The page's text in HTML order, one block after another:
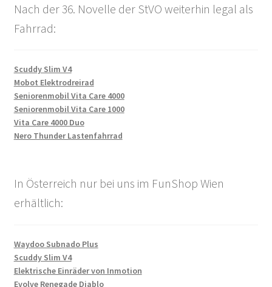
Nach der 36. Novelle der StVO weiterhin legal als
Fahrrad:
Scuddy Slim V4
Mobot Elektrodreirad
Seniorenmobil Vita Care 4000
Seniorenmobil Vita Care 1000
Vita Care 4000 Duo
Nero Thunder Lastenfahrrad
In Österreich nur bei uns im FunShop Wien
erhältlich:
Waydoo Subnado Plus
Scuddy Slim V4
Elektrische Einräder von Inmotion
Evolve Renegade Diablo